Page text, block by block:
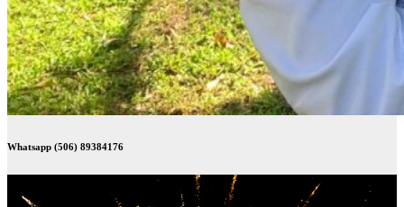
Whatsapp (506) 89384176